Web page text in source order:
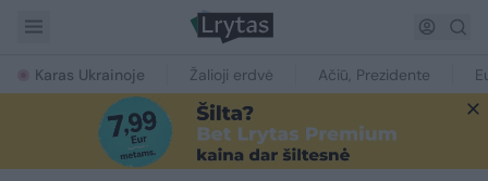
Karas Ukrainoje Žalioji erdvė Ačiū, Prezidente